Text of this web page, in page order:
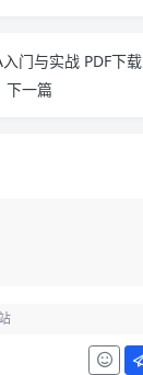
门与实战 PDF下载
下一篇